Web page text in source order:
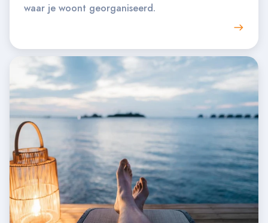
waar je woont georganiseerd.